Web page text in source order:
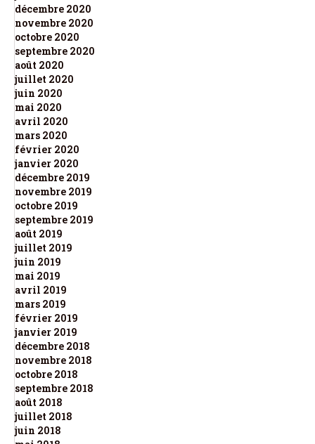
décembre 2020
novembre 2020
octobre 2020
septembre 2020
août 2020
juillet 2020
juin 2020
mai 2020
avril 2020
mars 2020
février 2020
janvier 2020
décembre 2019
novembre 2019
octobre 2019
septembre 2019
août 2019
juillet 2019
juin 2019
mai 2019
avril 2019
mars 2019
février 2019
janvier 2019
décembre 2018
novembre 2018
octobre 2018
septembre 2018
août 2018
juillet 2018
juin 2018